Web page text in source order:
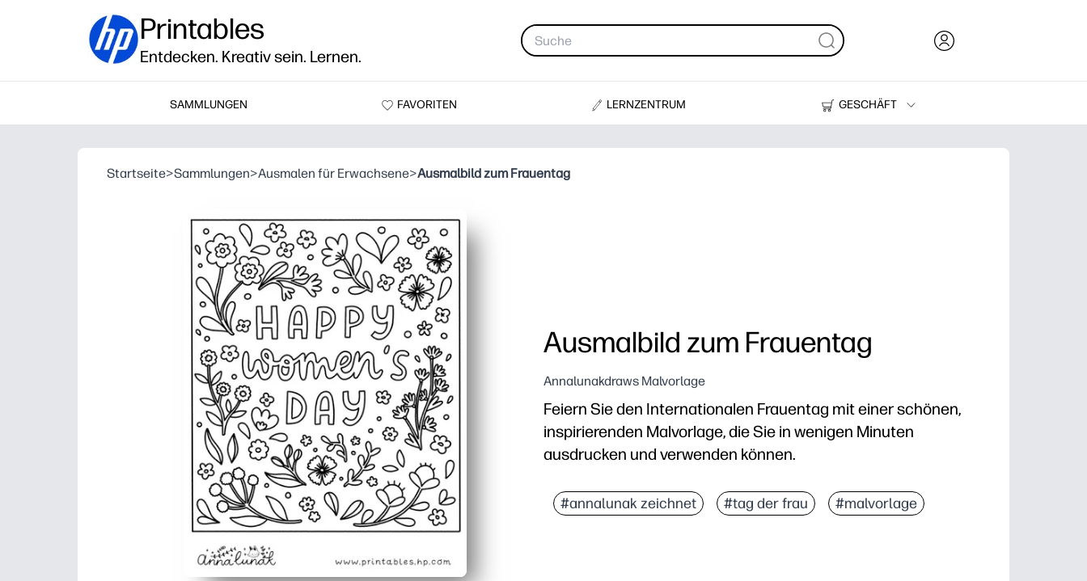
Printables
Entdecken. Kreativ sein. Lernen.
SAMMLUNGEN FAVORITEN LERNZENTRUM
GESCHÄFT
Drucker
Startseite>Sammlungen>Ausmalen für Erwachsene>Ausmalbild zum Frauentag
Ausmalbild zum Frauentag
Annalunakdraws Malvorlage
Feiern Sie den Internationalen Frauentag mit einer schönen,
inspirierenden Malvorlage, die Sie in wenigen Minuten
ausdrucken und verwenden können.
Praktisches Drucken und Mitnehmen — drücken Sie einfach auf Drucken
#annalunak zeichnet #tag der frau #malvorlage